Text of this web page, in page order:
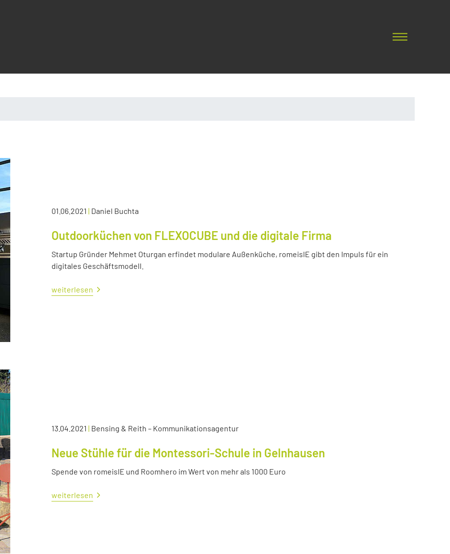
01.06.2021 | Daniel Buchta
Outdoorküchen von FLEXOCUBE und die digitale Firma
Startup Gründer Mehmet Oturgan erfindet modulare Außenküche, romeisIE gibt den Impuls für ein
digitales Geschäftsmodell.
weiterlesen
13.04.2021 | Bensing & Reith – Kommunikationsagentur
Neue Stühle für die Montessori-Schule in Gelnhausen
Spende von romeisIE und Roomhero im Wert von mehr als 1000 Euro
weiterlesen